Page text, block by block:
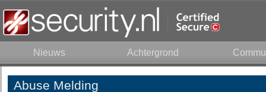
Nieuws Achtergrond
Abuse Melding